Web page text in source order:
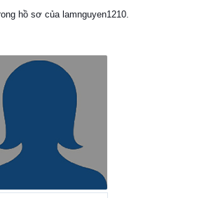
hồ sơ của lamnguyen1210.